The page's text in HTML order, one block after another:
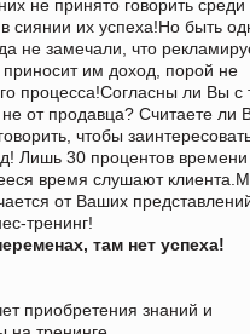
не принято говорить среди
сиянии их успеха!Но быть
не замечали, что
им доход, порой не
процесса!Согласны ли Вы с
от продавца? Считаете ли
чтобы
Лишь 30 процентов
время слушают
от Ваших
тренинг!
там нет успеха!
приобретения знаний и